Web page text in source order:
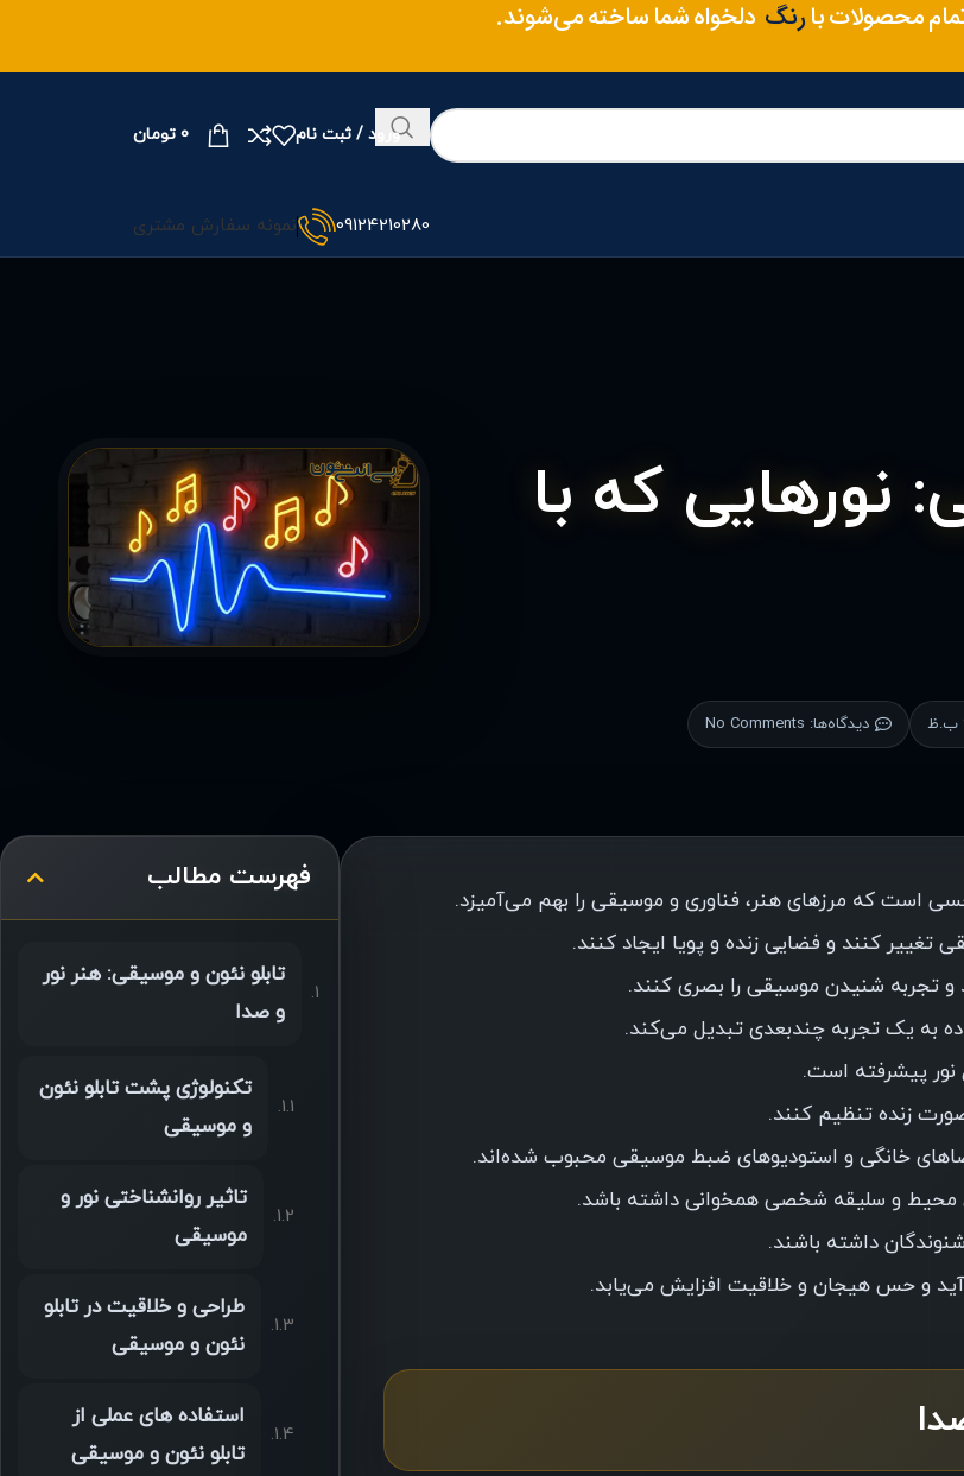
محصولات باسایزمتریال
دلخواه شما ساخته می‌شوند.
ورود / ثبت نام 0 تومان
09124210280 نمونه سفارش مشتری
نورهایی که با
دیدگاه‌ها:
است که مرزهای هنر، فناوری و موسیقی را بهم می‌آمیزد.
تغییر کنند و فضایی زنده و پویا ایجاد کنند.
و تجربه شنیدن موسیقی را بصری کنند.
به یک تجربه چندبعدی تبدیل می‌کند.
نور پیشرفته است.
زنده تنظیم کنند.
خانگی و استودیوهای ضبط موسیقی محبوب شده‌اند.
محیط و سلیقه شخصی همخوانی داشته باشد.
داشته باشند.
و حس هیجان و خلاقیت افزایش می‌یابد.
فهرست مطالب
تابلو نئون و موسیقی: هنر نور
و صدا
تکنولوژی پشت تابلو نئون
و موسیقی
تاثیر روانشناختی نور و
موسیقی
طراحی و خلاقیت در تابلو
نئون و موسیقی
استفاده های عملی از
تابلو نئون و موسیقی